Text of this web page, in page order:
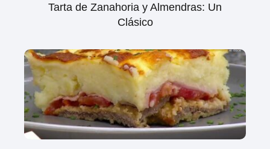
Tarta de Zanahoria y Almendras: Un
Clásico